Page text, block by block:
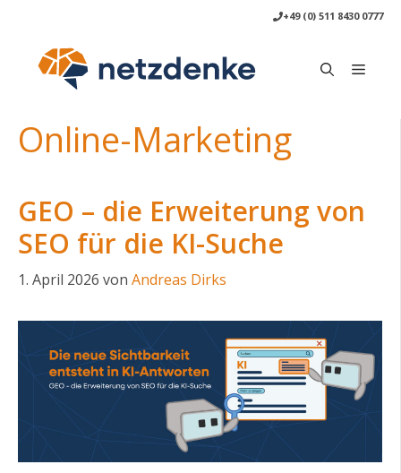
springen
+49 (0) 511 8430 0777
Menü
Online-Marketing
GEO – die Erweiterung von
SEO für die KI-Suche
1. April 2026 von Andreas Dirks